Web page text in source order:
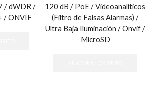
/ dWDR /
/ ONVIF
120 dB / PoE / Videoanaliticos
(Filtro de Falsas Alarmas) /
Ultra Baja Iluminación / Onvif /
MicroSD